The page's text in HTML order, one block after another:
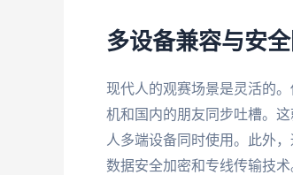
多设备兼容与安
现代人的观赛场景是灵活的
机和国内的朋友同步吐槽。
人多端设备同时使用。此外
数据安全加密和专线传输技